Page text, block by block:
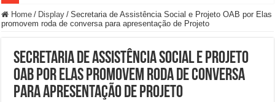
Home / Display / Secretaria de Assistência Social e Projeto OAB por Elas
promovem roda de conversa para apresentação de Projeto
Secretaria de Assistência Social e Projeto
OAB por Elas promovem roda de conversa
para apresentação de Projeto